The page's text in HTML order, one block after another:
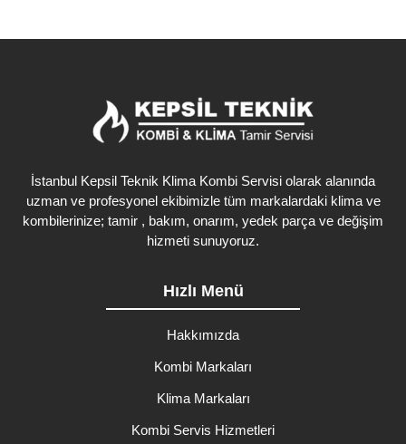
İstanbul Kepsil Teknik Klima Kombi Servisi olarak alanında
uzman ve profesyonel ekibimizle tüm markalardaki klima ve
kombilerinize; tamir , bakım, onarım, yedek parça ve değişim
hizmeti sunuyoruz.
Hızlı Menü
Hakkımızda
Kombi Markaları
Klima Markaları
Kombi Servis Hizmetleri